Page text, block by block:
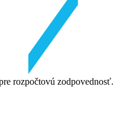
rozpočtovú zodpovednosť.